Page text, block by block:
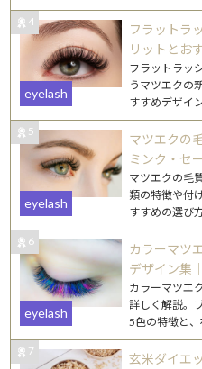
にご紹介しま
4
フラットラ
リットとお
eyelash
フラットラッ
うマツエクの
すすめデザイ
5
マツエクの
ミンク・セ
eyelash
マツエクの毛
類の特徴や付
すすめの選び
紹介します。
6
カラーマツ
デザイン集
eyelash
カラーマツエ
詳しく解説。
5色の特徴と
を紹介します
7
玄米ダイエ